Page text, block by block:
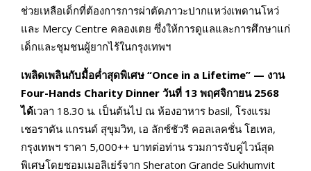
ช่วยเหลือเด็กที่ต้องการการผ่าตัดภาวะปากแหว่งเพดานโหว่
และ Mercy Centre คลองเตย ซึ่งให้การดูแลและการศึกษาแก่
เด็กและชุมชนผู้ยากไร้ในกรุงเทพฯ
เพลิดเพลินกับมื้อค่ำสุดพิเศษ “Once in a Lifetime” — งาน
Four-Hands Charity Dinner วันที่ 13 พฤศจิกายน 2568
ได้เวลา 18.30 น. เป็นต้นไป ณ ห้องอาหาร basil, โรงแรม
เชอราตัน แกรนด์ สุขุมวิท, เอ ลักซ์ชัวรี คอลเลคชั่น โฮเทล,
กรุงเทพฯ ราคา 5,000++ บาทต่อท่าน รวมการจับคู่ไวน์สุด
พิเศษโดยซอมเมอลิเย่ร์จาก Sheraton Grande Sukhumvit